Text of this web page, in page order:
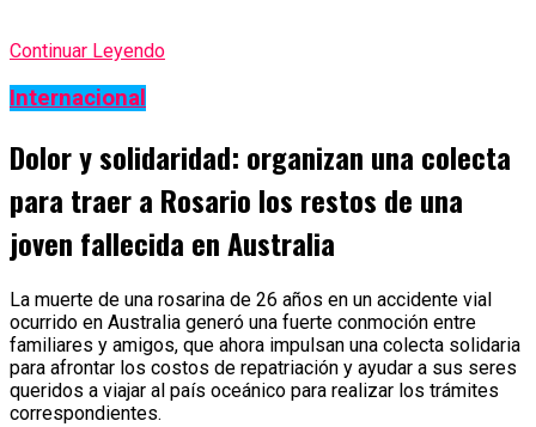
Continuar Leyendo
Internacional
Dolor y solidaridad: organizan una colecta
para traer a Rosario los restos de una
joven fallecida en Australia
La muerte de una rosarina de 26 años en un accidente vial
ocurrido en Australia generó una fuerte conmoción entre
familiares y amigos, que ahora impulsan una colecta solidaria
para afrontar los costos de repatriación y ayudar a sus seres
queridos a viajar al país oceánico para realizar los trámites
correspondientes.